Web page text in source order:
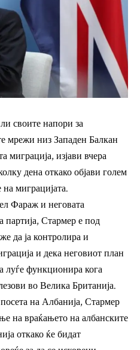
своите напори за
мрежи низ Западен Балкан
миграција, изјави вчера
дена откако објави голем
миграцијата.
Фараж и неговата
Стармер е под
да ја контролира и
и дека неговиот план
луѓе функционира кога
во Велика Британија.
на Албанија, Стармер
на враќањето на албанските
откако ќе бидат